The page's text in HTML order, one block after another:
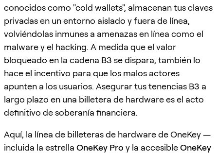
conocidos como "cold wallets", almacenan tus claves
privadas en un entorno aislado y fuera de línea,
volviéndolas inmunes a amenazas en línea como el
malware y el hacking. A medida que el valor
bloqueado en la cadena B3 se dispara, también lo
hace el incentivo para que los malos actores
apunten a los usuarios. Asegurar tus tenencias B3 a
largo plazo en una billetera de hardware es el acto
definitivo de soberanía financiera.
Aquí, la línea de billeteras de hardware de OneKey —
incluida la estrella OneKey Pro y la accesibleOneKey